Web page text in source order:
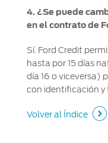
4. ¿Se puede
en el contrato de
Sí. Ford Credit
hasta por 15 días
día 16 o viceversa)
con identificación y
Volver al Índice